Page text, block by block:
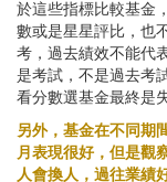
於這些指標比較基金
數或是星星評比，也
考，過去績效不能代
是考試，不是過去考
看分數選基金最終是
另外，基金在不同期
月表現很好，但是觀
人會換人，過往業績